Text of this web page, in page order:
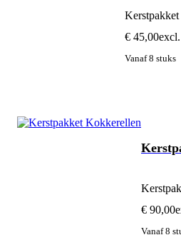
€ 45,00
Vanaf 8 stuks
€ 90,00
Vanaf 8